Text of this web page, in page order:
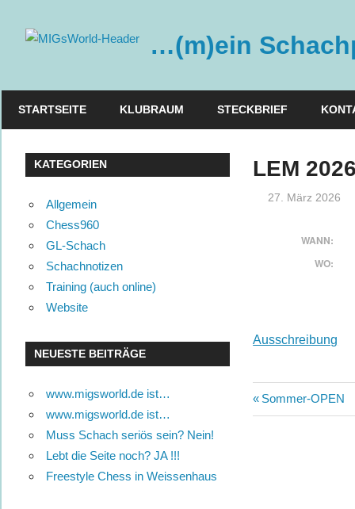
Inhalt
…(m)ein
STARTSEITE KLUBRAUM STECKBRIEF
LEM
27. März 2026
WANN:
WO:
Ausschreibung
Vorheriger
Beitrag:
Sommer-OPEN
KATEGORIEN
Allgemein
Chess960
GL-Schach
Schachnotizen
Training (auch online)
Website
NEUESTE BEITRÄGE
www.migsworld.de ist…
www.migsworld.de ist…
Muss Schach seriös sein? Nein!
Lebt die Seite noch? JA !!!
Freestyle Chess in Weissenhaus